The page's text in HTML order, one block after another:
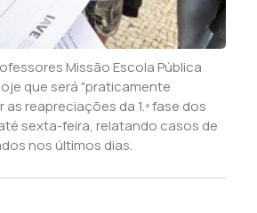
Missão Escola Pública
que será "praticamente
reapreciações da 1.ª fase dos
sexta-feira, relatando casos de
nos últimos dias.